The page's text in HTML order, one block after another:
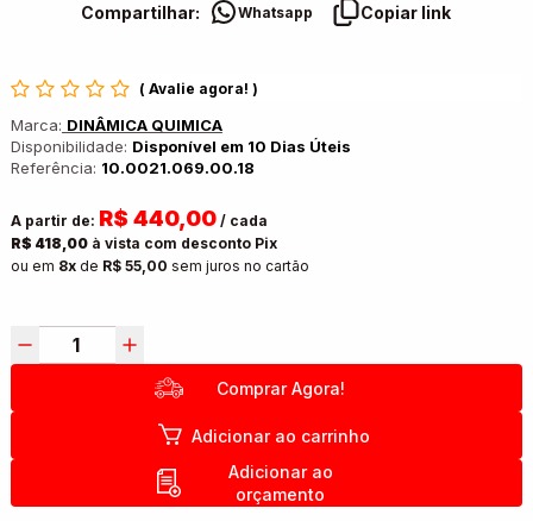
Compartilhar: Whatsapp Copiar link
( Avalie agora! )
Marca: DINÂMICA QUIMICA
Disponibilidade: Disponível em 10 Dias Úteis
Referência: 10.0021.069.00.18
A partir de: R$ 440,00/ cada
R$ 418,00à vista com desconto Pix
ou em 8xde R$ 55,00 sem juros no cartão
Comprar Agora!
Adicionar ao carrinho
Adicionar ao
orçamento